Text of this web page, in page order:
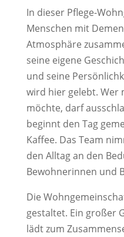
In dieser Pflege-
Menschen mit
Atmosphäre
seine eigene
und seine
wird hier gelebt. Wer
möchte, darf
beginnt den Tag
Kaffee. Das Team
den Alltag an den
Bewohnerinnen und
Die
gestaltet. Ein großer
lädt zum